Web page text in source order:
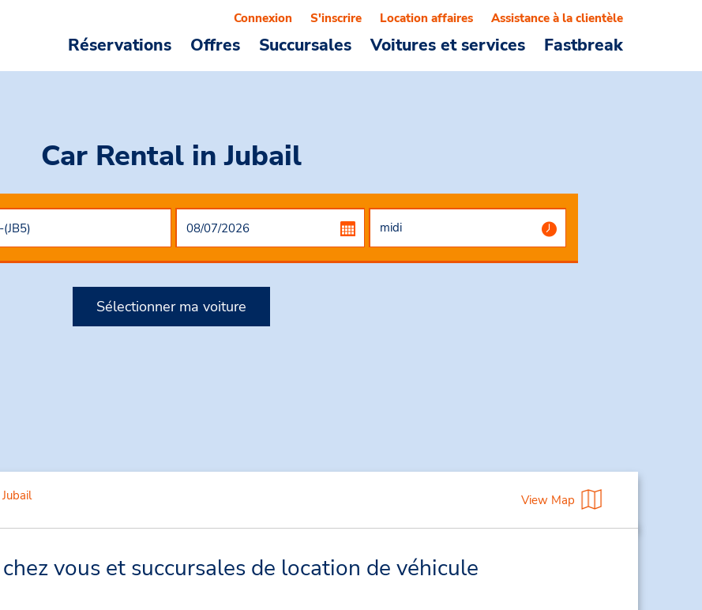
Réservations Offres Succursales Voitures et services Fastbreak
Connexion S'inscrire Location affaires Assistance à la clientèle
Car Rental in Jubail
Sélectionner ma voiture
Jubail View Map
vous et succursales de location de véhicule